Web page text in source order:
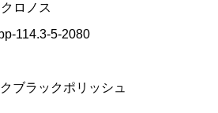
ロノス
114.3-5-2080
ブラックポリッシュ